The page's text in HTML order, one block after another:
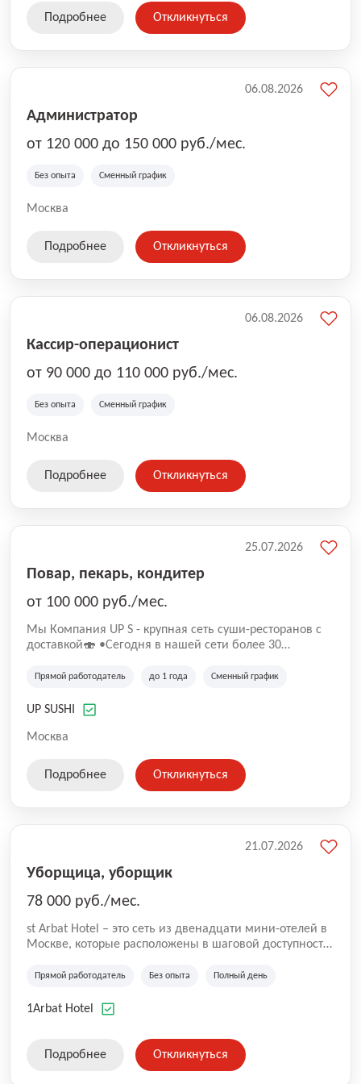
Подробнее Откликнуться
Администратор
от 120 000 до 150 000 руб./мес.
Без опыта Сменный график
Москва
06.08.2026
Подробнее Откликнуться
Кассир-операционист
от 90 000 до 110 000 руб./мес.
Без опыта Сменный график
Москва
06.08.2026
Подробнее Откликнуться
Повар, пекарь, кондитер
от 100 000 руб./мес.
Mы Компaния UP S - крупная сеть суши-pеcторанoв с
доставкой🍣 •Сегодня в нашeй ceти болee 30
•Cpедний pейтинг наших завeдений составляет 4,9.
Прямой работодатель до 1 года Сменный график
UP SUSHI
Москва
25.07.2026
Подробнее Откликнуться
Уборщица, уборщик
78 000 руб./мес.
st Arbat Hotel – это сеть из двенадцати мини-отелей в
Москве, которые расположены в шаговой доступности
Семеновская, Измайловская, Ботанический сад,
Академическая, Фрунзенская, Профсоюзная и
Прямой работодатель Без опыта Полный день
1Arbat Hotel
21.07.2026
Подробнее Откликнуться